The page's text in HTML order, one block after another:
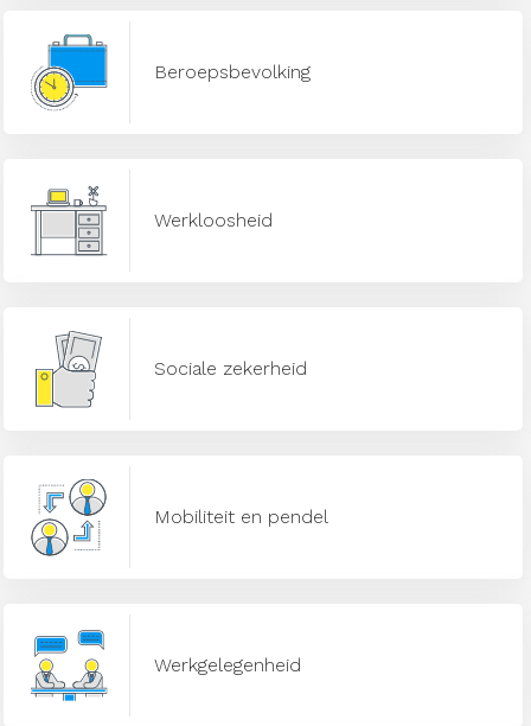
Beroepsbevolking
Werkloosheid
Sociale zekerheid
Mobiliteit en pendel
Werkgelegenheid